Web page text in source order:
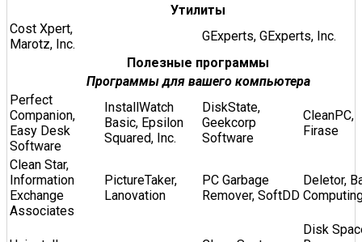
Утилиты
Cost Xpert,
Marotz, Inc.
GExperts, GExperts, Inc.
Полезные программы
Программы для вашего компьютера
Perfect
Companion,
Easy Desk
Software
InstallWatch
Basic, Epsilon
Squared, Inc.
DiskState,
Geekcorp
Software
CleanPC,
Firase
Clean Star,
Information
Exchange
Associates
PictureTaker,
Lanovation
PC Garbage
Remover, SoftDD
Deletor,
Disk